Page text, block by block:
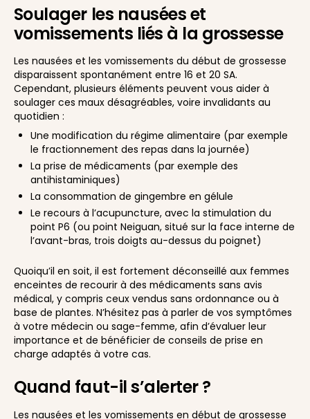
Soulager les nausées et
vomissements liés à la grossesse
Les nausées et les vomissements du début de grossesse
disparaissent spontanément entre 16 et 20 SA.
Cependant, plusieurs éléments peuvent vous aider à
soulager ces maux désagréables, voire invalidants au
quotidien :
Une modification du régime alimentaire (par exemple
le fractionnement des repas dans la journée)
La prise de médicaments (par exemple des
antihistaminiques)
La consommation de gingembre en gélule
Le recours à l’acupuncture, avec la stimulation du
point P6 (ou point Neiguan, situé sur la face interne de
l’avant-bras, trois doigts au-dessus du poignet)
Quoiqu’il en soit, il est fortement déconseillé aux femmes
enceintes de recourir à des médicaments sans avis
médical, y compris ceux vendus sans ordonnance ou à
base de plantes. N’hésitez pas à parler de vos symptômes
à votre médecin ou sage-femme, afin d’évaluer leur
importance et de bénéficier de conseils de prise en
charge adaptés à votre cas.
Quand faut-il s’alerter ?
Les nausées et les vomissements en début de grossesse